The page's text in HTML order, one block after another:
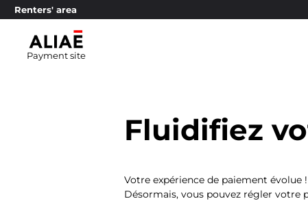
Renters' area
Payment site
Fluidifiez
Votre expérience de paiement évolue !
Désormais, vous pouvez régler votre